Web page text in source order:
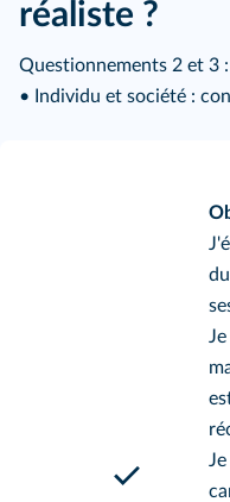
réaliste ?
Questionnements 2 et 3
• Individu et société :